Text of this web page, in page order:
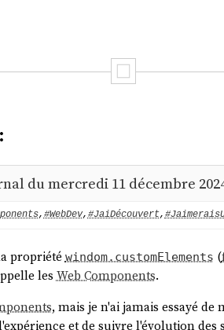
du mercredi 11 décembre
,#WebDev,#JaiDécouvert,
propriété windom.customElements (
les Web Components.
, mais je n'ai jamais essayé
et de suivre l'évolution des